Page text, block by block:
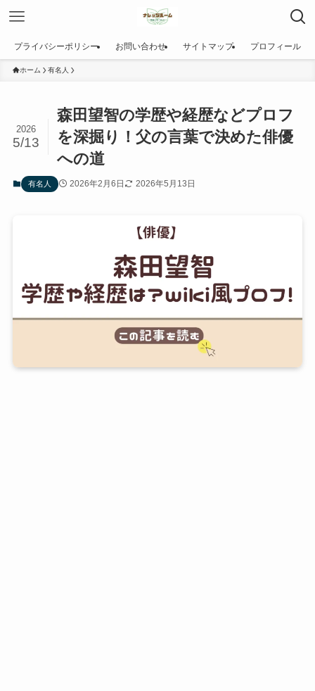
プライバシーポリシー お問い合わせ サイトマップ プロフィール
ホーム 有名人
森田望智の学歴や経歴などプロフ
を深掘り！父の言葉で決めた俳優
への道
2026
5/13
有名人 2026年2月6日 2026年5月13日